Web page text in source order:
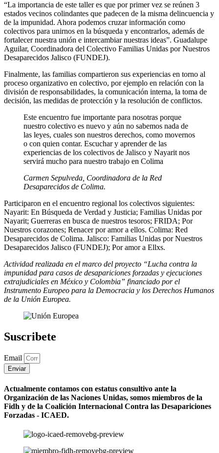
“La importancia de este taller es que por primer vez se reúnen 3
estados vecinos colindantes que padecen de la misma delincuencia y
de la impunidad. Ahora podemos cruzar información como
colectivos para unirnos en la búsqueda y encontrarlos, además de
fortalecer nuestra unión e intercambiar nuestras ideas”. Guadalupe
Aguilar, Coordinadora del Colectivo Familias Unidas por Nuestros
Desaparecidos Jalisco (FUNDEJ).
Finalmente, las familias compartieron sus experiencias en torno al
proceso organizativo en colectivo, por ejemplo en relación con la
división de responsabilidades, la comunicación interna, la toma de
decisión, las medidas de protección y la resolución de conflictos.
Este encuentro fue importante para nosotras porque
nuestro colectivo es nuevo y aún no sabemos nada de
las leyes, cuales son nuestros derechos, como movernos
o con quien contar. Escuchar y aprender de las
experiencias de los colectivos de Jalisco y Nayarit nos
servirá mucho para nuestro trabajo en Colima
Carmen Sepulveda, Coordinadora de la Red
Desaparecidos de Colima.
Participaron en el encuentro regional los colectivos siguientes:
Nayarit: En Búsqueda de Verdad y Justicia; Familias Unidas por
Nayarit; Guerreras en busca de nuestros tesoros; FRIDA; Por
Nuestros corazones; Renacer por amor a ellos. Colima: Red
Desaparecidos de Colima. Jalisco: Familias Unidas por Nuestros
Desaparecidos Jalisco (FUNDEJ); Por amor a Ellxs.
Actividad realizada en el marco del proyecto “Lucha contra la
impunidad para casos de desapariciones forzadas y ejecuciones
extrajudiciales en México y Colombia” financiado por el
Instrumento Europeo para la Democracia y los Derechos Humanos
de la Unión Europea.
Suscribete
Email
Enviar
Actualmente contamos con estatus consultivo ante la
Organización de las Naciones Unidas, somos miembros de la
Fidh y de la Coalición Internacional Contra las Desapariciones
Forzadas - ICAED.